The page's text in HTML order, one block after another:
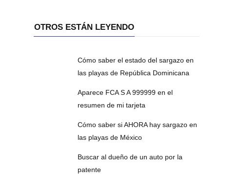
OTROS ESTÁN LEYENDO
Cómo saber el estado del sargazo en
las playas de República Dominicana
Aparece FCA S A 999999 en el
resumen de mi tarjeta
Cómo saber si AHORA hay sargazo en
las playas de México
Buscar al dueño de un auto por la
patente